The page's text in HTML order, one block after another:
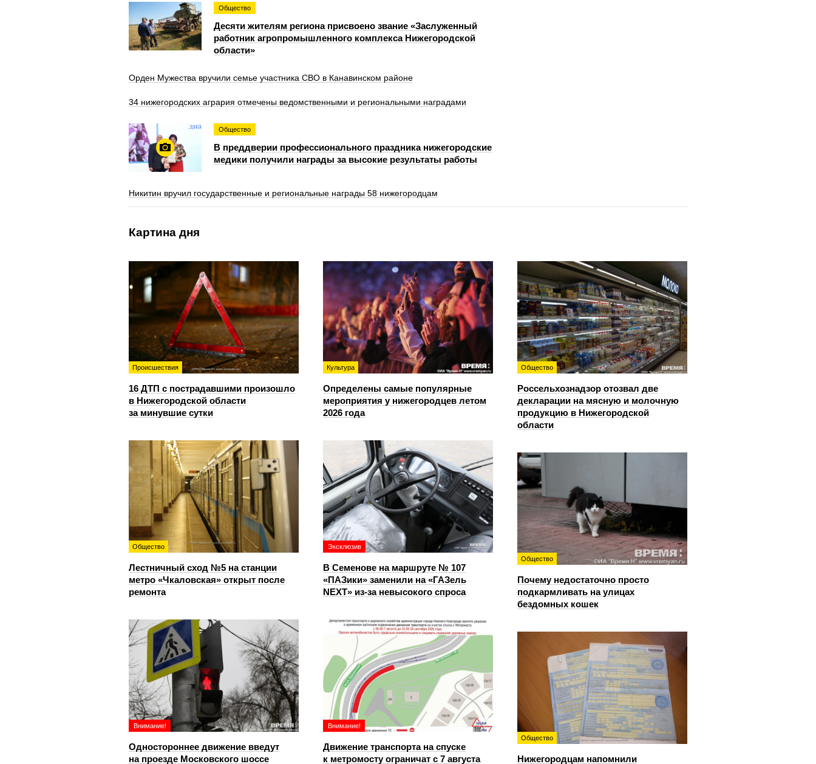
Общество
Десяти жителям региона присвоено звание «Заслуженный
работник агропромышленного комплекса Нижегородской
области»
Орден Мужества вручили семье участника СВО в Канавинском районе
34 нижегородских агрария отмечены ведомственными и региональными наградами
Общество
В преддверии профессионального праздника нижегородские
медики получили награды за высокие результаты работы
Никитин вручил государственные и региональные награды 58 нижегородцам
Картина дня
Происшествия
16 ДТП с пострадавшими произошло
в Нижегородской области
за минувшие сутки
Культура
Определены самые популярные
мероприятия у нижегородцев летом
2026 года
Общество
Россельхознадзор отозвал две
декларации на мясную и молочную
продукцию в Нижегородской
области
Общество
Лестничный сход №5 на станции
метро «Чкаловская» открыт после
ремонта
Эксклюзив
В Семенове на маршруте № 107
«ПАЗики» заменили на «ГАЗель
NEXT» из‑за невысокого спроса
Общество
Почему недостаточно просто
подкармливать на улицах
бездомных кошек
Внимание!
Одностороннее движение введут
на проезде Московского шоссе
Внимание!
Движение транспорта на спуске
к метромосту ограничат с 7 августа
Общество
Нижегородцам напомнили